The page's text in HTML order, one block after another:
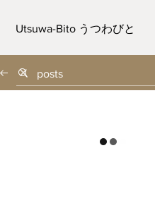
Utsuwa-Bito うつわびと